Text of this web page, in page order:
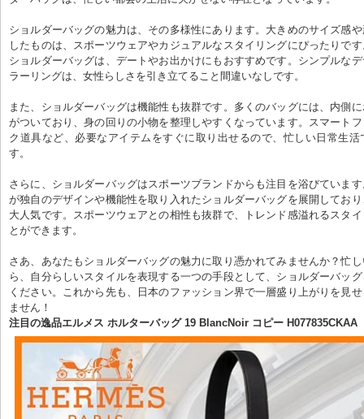
ショルダーバッグの魅力は、その多様性にあります。大きめのサイズ感
したものは、スポーツウェアやカジュアルなスタイリングにぴったりで
ショルダーバッグは、デートやお出かけにもおすすめです。シンプルな
ラーリングは、女性らしさを引き立てること間違いなしです。
また、ショルダーバッグは機能性も抜群です。多くのバッグには、内側
がついており、身の回りの小物を整理しやすくなっています。スマート
ク道具など、必要なアイテムをすぐに取り出せるので、忙しい日常生活
す。
さらに、ショルダーバッグはスポーツブランドからも注目を浴びていま
が独自のデザインや機能性を取り入れたショルダーバッグを展開してお
大人気です。スポーツウェアとの相性も抜群で、トレンド感溢れるスタ
とができます。
さあ、あなたもショルダーバッグの魅力に取り憑かれてみませんか？忙
ら、自分らしいスタイルを表現する一つの手段として、ショルダーバッ
ください。これから先も、日本のファッション界で一層盛り上がりを見
ません！
注目の逸品エルメス ホルターバッグ 19 BlancNoir コピー H077835CKAA